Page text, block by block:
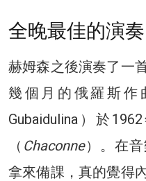
全晚最佳的演奏
赫姆森之後演奏了一
幾個月的俄羅斯作
Gubaidulina）於
（ Chaconne）。在
拿來備課，真的覺得